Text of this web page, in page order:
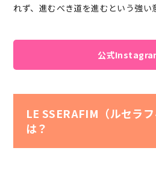
れず、進むべき道を進むという強い
公式
LE SSERAFIM（ルセラ
は？